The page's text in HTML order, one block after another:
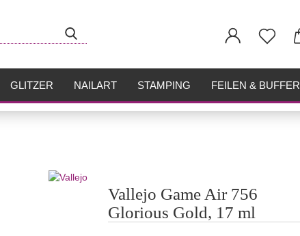
GLITZER NAILART STAMPING FEILEN & BUFFER
Vallejo Game Air 756
Glorious Gold, 17 ml